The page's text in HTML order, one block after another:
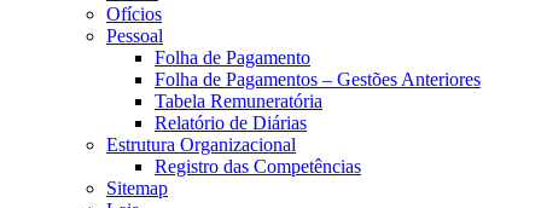
Ofícios
Pessoal
Folha de Pagamento
Folha de Pagamentos – Gestões Anteriores
Tabela Remuneratória
Relatório de Diárias
Estrutura Organizacional
Registro das Competências
Sitemap